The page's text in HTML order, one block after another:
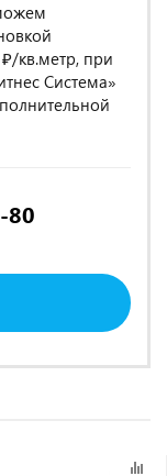
кв.метр, при
Система»
80